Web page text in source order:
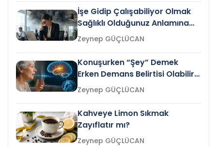
İşe Gidip Çalışabiliyor Olmak
Sağlıklı Olduğunuz Anlamına
Gelir mi?Zeynep GÜÇLÜCAN
Konuşurken “Şey” Demek
Erken Demans Belirtisi Olabilir
mi?
Zeynep GÜÇLÜCAN
Kahveye Limon Sıkmak
Zayıflatır mı?
Zeynep GÜÇLÜCAN